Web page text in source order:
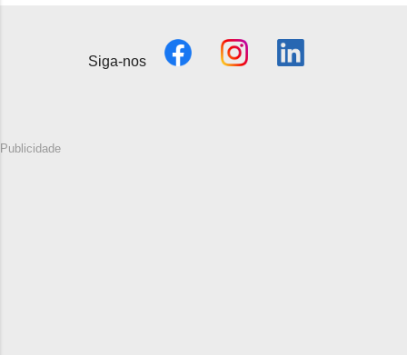
Siga-nos
Publicidade